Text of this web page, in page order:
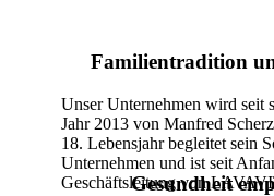
Familientradition
Unser Unternehmen wird seit
Jahr 2013 von Manfred
18. Lebensjahr begleitet sein
Unternehmen und ist seit
Geschäftsleitung von
Gesundheit